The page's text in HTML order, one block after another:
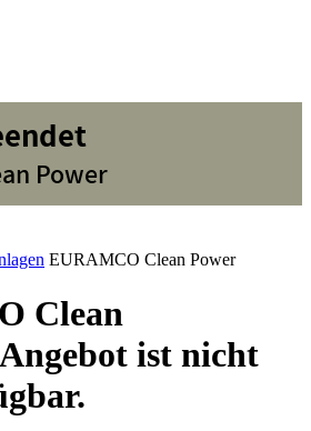
Power
EURAMCO Clean Power
Clean
ist nicht